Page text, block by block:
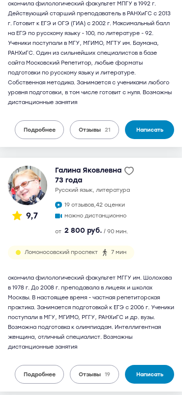
окончила филологический факультет МПГУ в 1992 г.
Действующий старший преподаватель в РАНХиГС с 2013
г. Готовит к ЕГЭ и ОГЭ (ГИА) с 2002 г. Максимальный балл
на ЕГЭ по русскому языку - 100, по литературе - 92.
Ученики поступали в МГУ, МГИМО, МГТУ им. Баумана,
РАНХиГС. Один из сильнейших специалистов в базе
сайта Московский Репетитор, любые форматы
подготовки по русскому языку и литературе.
Собственная методика. Занимается с учениками любого
уровня подготовки, в том числе готовит с нуля. Возможны
дистанционные занятия
Подробнее Отзывы 21 Написать
9,7
Галина Яковлевна
73 года
русский язык, литература
19 отзывов,42 оценки
можно дистанционно
от 2 800 руб. / 90 мин.
Ломоносовский проспект 7 мин
окончила филологический факультет МГГУ им. Шолохова
в 1978 г. До 2008 г. преподавала в лицеях и школах
Москвы. В настоящее время - частная репетиторская
практика. Занимается подготовкой к ЕГЭ с 2006 г. Ученики
поступали в МГУ, МГИМО, РГГУ, РАНХиГС и др. вузы.
Возможна подготовка к олимпиадам. Интеллигентная
женщина, отличный специалист. Возможны
дистанционные занятия
Подробнее Отзывы 19 Написать